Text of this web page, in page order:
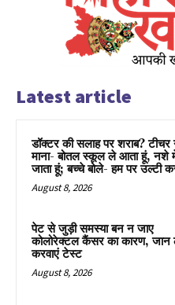
Latest article
डॉक्टर की सलाह पर शराब? टीचर
माना- बोतल स्कूल ले आता हूं, नशे
जाता हूं; बच्चे बोले- हम पर उल्टी
August 8, 2026
पेट से जुड़ी समस्या बन न जाए
कोलोरेक्टल कैंसर का कारण,
करवाएं टेस्ट
August 8, 2026